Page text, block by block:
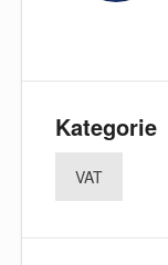
Kategorie
VAT